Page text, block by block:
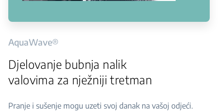
AquaWave®
Djelovanje bubnja nalik
valovima za nježniji tretman
Pranje i sušenje mogu uzeti svoj danak na vašoj odjeći.